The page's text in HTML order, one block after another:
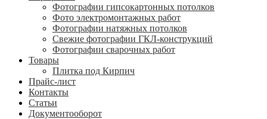
Фотографии гипсокартонных потолков
Фото электромонтажных работ
Фотографии натяжных потолков
Свежие фотографии ГКЛ-конструкций
Фотографии сварочных работ
Товары
Плитка под Кирпич
Прайс-лист
Контакты
Статьи
Документооборот